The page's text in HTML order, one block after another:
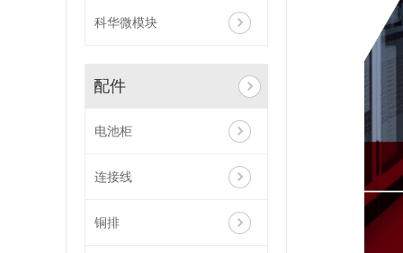
科华微模块
配件
电池柜
连接线
铜排